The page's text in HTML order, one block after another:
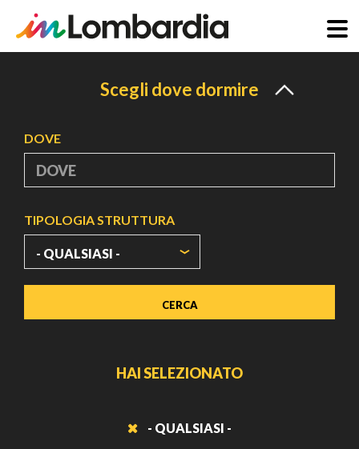
Scegli dove dormire
DOVE
TIPOLOGIA STRUTTURA
HAI SELEZIONATO
- QUALSIASI -